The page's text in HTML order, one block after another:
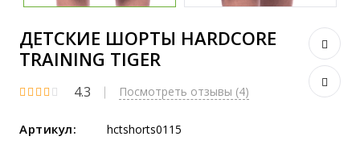
ДЕТСКИЕ ШОРТЫ HARDCORE
TRAINING TIGER
4.3 Посмотреть отзывы (4)
Артикул: hctshorts0115